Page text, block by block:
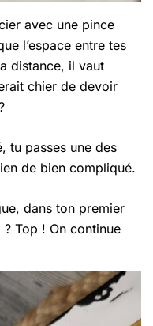
avec une pince
l’espace entre tes
distance, il vaut
chier de devoir
tu passes une des
de bien compliqué.
dans ton premier
Top ! On continue